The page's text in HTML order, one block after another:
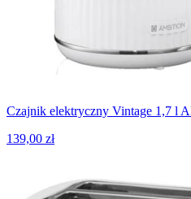
Czajnik elektryczny Vintage 1,7 l
139,00 zł